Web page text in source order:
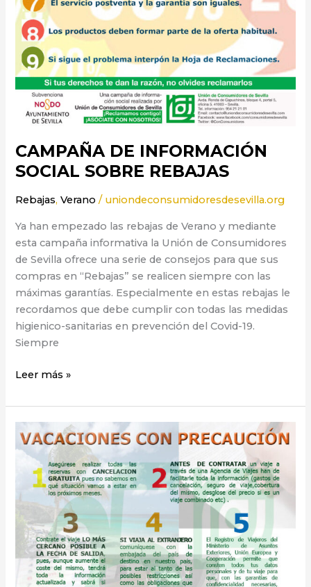
CAMPAÑA DE INFORMACIÓN
SOCIAL SOBRE REBAJAS
Rebajas,Verano / uniondeconsumidoresdesevilla.org
Ya han empezado las rebajas de Verano y mediante
esta campaña informativa la Unión de Consumidores
de Sevilla ofrece una serie de consejos para que sus
compras en “Rebajas” se realicen siempre con las
máximas garantías. Especialmente en estas rebajas le
recordamos que debe cumplir con todas las medidas
higienico-sanitarias en prevención del Covid-19.
Siempre
Leer más »
CAMPAÑA
DE
INFORMACIÓN
SOCIAL
SOBRE
VACACIONES
SIN
AGOBIOS